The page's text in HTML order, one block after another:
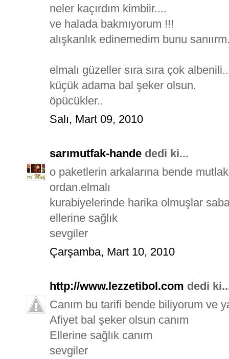
neler kaçırdım kimbiir....
ve halada bakmıyorum !!!
alışkanlık edinemedim bunu
elmalı güzeller sıra sıra çok albenili..
küçük adama bal şeker olsun.
öpücükler..
Salı, Mart 09, 2010
sarımutfak-hande dedi ki...
o paketlerin arkalarına bende
ordan.elmalı
kurabiyelerinde harika olmuşlar
ellerine sağlık
sevgiler
Çarşamba, Mart 10, 2010
http://www.lezzetibol.com dedi
Canım bu tarifi bende biliyorum ve
Afiyet bal şeker olsun canım
Ellerine sağlık canım
sevgiler